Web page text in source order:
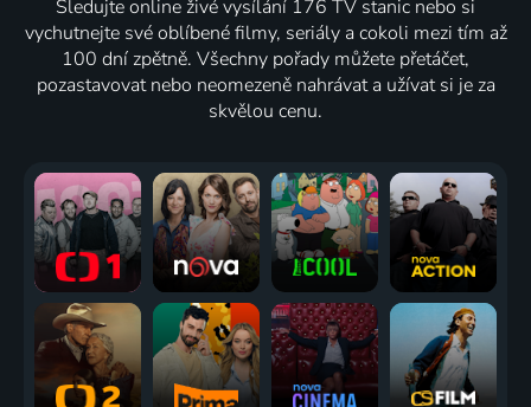
Sledujte online živé vysílání 176 TV stanic nebo si
vychutnejte své oblíbené filmy, seriály a cokoli mezi tím až
100 dní zpětně. Všechny pořady můžete přetáčet,
pozastavovat nebo neomezeně nahrávat a užívat si je za
skvělou cenu.